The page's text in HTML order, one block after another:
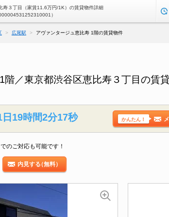
寿３丁目（家賃11.6万円/1K）の賃貸物件詳細
）
広尾駅 アヴァンタージュ恵比寿 1階の賃貸物件
階／東京都渋谷区恵比寿３丁目の賃
19時間2分16秒 かんたん！
のご対応も可能です！
内見する（無料）